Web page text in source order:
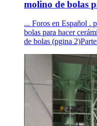
molino de bolas
... Foros en Español .
bolas para hacer
de bolas (pgina